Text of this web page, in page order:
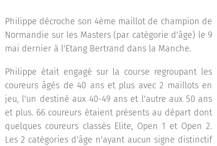
Philippe décroche son 4ème maillot de champion de
Normandie sur les Masters (par catégorie d'âge) le 9
mai dernier à l'Etang Bertrand dans la Manche.
Philippe était engagé sur la course regroupant les
coureurs âgés de 40 ans et plus avec 2 maillots en
jeu, l'un destiné aux 40-49 ans et l'autre aux 50 ans
et plus. 66 coureurs étaient présents au départ dont
quelques coureurs classés Elite, Open 1 et Open 2.
Les 2 catégories d'âge n'ayant aucun signe distinctif